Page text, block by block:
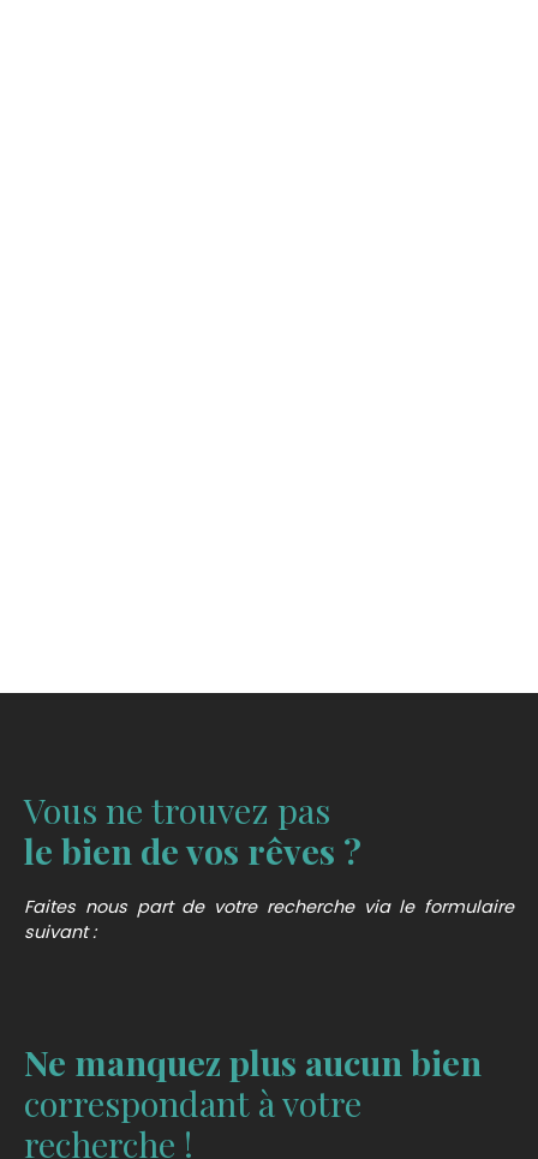
Vous ne trouvez pas
le bien de vos rêves ?
Faites nous part de votre recherche via le formulaire
suivant :
Ne manquez plus aucun bien
correspondant à votre
recherche !